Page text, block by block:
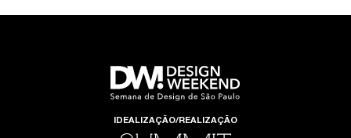
IDEALIZAÇÃO/REALIZAÇÃO